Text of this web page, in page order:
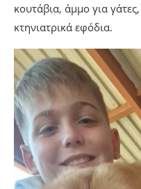
κουτάβια, άμμο για γάτες,
κτηνιατρικά εφόδια.